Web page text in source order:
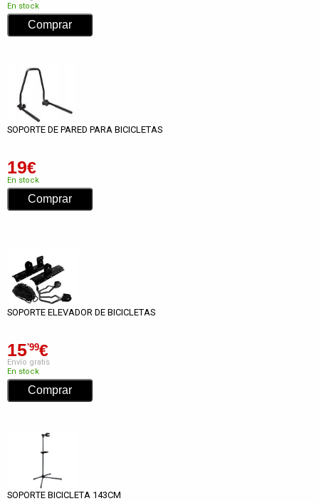
En stock
SOPORTE DE PARED PARA BICICLETAS
19€
En stock
SOPORTE ELEVADOR DE BICICLETAS
15'99€
Envío gratis
En stock
SOPORTE BICICLETA 143CM